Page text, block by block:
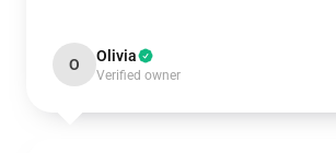
O Olivia
Verified owner